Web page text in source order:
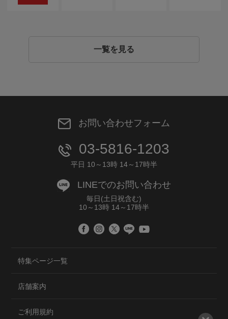
一覧を見る
お問い合わせフォーム
03-5816-1203
平日 10～13時 14～17時半
LINEでのお問い合わせ
毎日(土日祝含む)
10～13時 14～17時半
特集ページ一覧
店舗案内
ご利用規約